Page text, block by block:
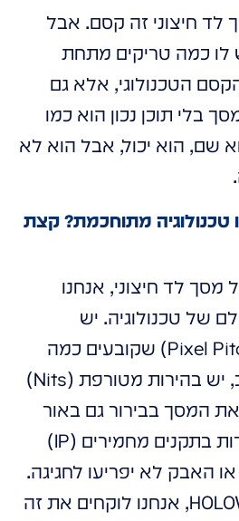
לד חיצוני זה קסם. אבל
לו כמה טריקים מתחת
הטכנולוגי, אלא גם
בלי תוכן נכון הוא כמו
שם, הוא יכול, אבל הוא לא
טכנולוגיה מתוחכמת? קצת
לד חיצוני, אנחנו
של טכנולוגיה. יש
פיקסלים קטנים (Pixel Pitch) שקובעים כמה
התמונה חדה מקרוב, יש בהירות מטורפת (Nits)
המסך בבירור גם באור
שמש ישיר, ויש עמידות בתקנים מחמירים (IP)
האבק לא יפריעו לחגיגה.
אבל אצלנו ב-HOLOWAVE, אנחנו לוקחים את זה